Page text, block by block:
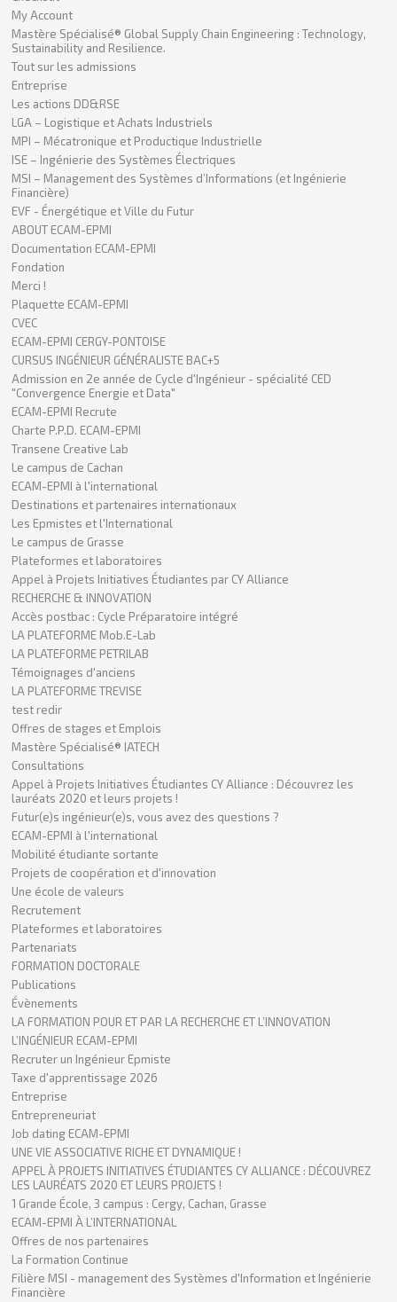
My Account
Mastère Spécialisé® Global Supply Chain Engineering : Technology,
Sustainability and Resilience.
Tout sur les admissions
Entreprise
Les actions DD&RSE
LGA – Logistique et Achats Industriels
MPI – Mécatronique et Productique Industrielle
ISE – Ingénierie des Systèmes Électriques
MSI – Management des Systèmes d’Informations (et Ingénierie
Financière)
EVF - Énergétique et Ville du Futur
ABOUT ECAM-EPMI
Documentation ECAM-EPMI
Fondation
Merci !
Plaquette ECAM-EPMI
CVEC
ECAM-EPMI CERGY-PONTOISE
CURSUS INGÉNIEUR GÉNÉRALISTE BAC+5
Admission en 2e année de Cycle d'Ingénieur - spécialité CED
"Convergence Energie et Data"
ECAM-EPMI Recrute
Charte P.P.D. ECAM-EPMI
Transene Creative Lab
Le campus de Cachan
ECAM-EPMI à l'international
Destinations et partenaires internationaux
Les Epmistes et l'International
Le campus de Grasse
Plateformes et laboratoires
Appel à Projets Initiatives Étudiantes par CY Alliance
RECHERCHE & INNOVATION
Accès postbac : Cycle Préparatoire intégré
LA PLATEFORME Mob.E-Lab
LA PLATEFORME PETRILAB
Témoignages d'anciens
LA PLATEFORME TREVISE
test redir
Offres de stages et Emplois
Mastère Spécialisé® IATECH
Consultations
Appel à Projets Initiatives Étudiantes CY Alliance : Découvrez les
lauréats 2020 et leurs projets !
Futur(e)s ingénieur(e)s, vous avez des questions ?
ECAM-EPMI à l'international
Mobilité étudiante sortante
Projets de coopération et d'innovation
Une école de valeurs
Recrutement
Plateformes et laboratoires
Partenariats
FORMATION DOCTORALE
Publications
Évènements
LA FORMATION POUR ET PAR LA RECHERCHE ET L’INNOVATION
L’INGÉNIEUR ECAM-EPMI
Recruter un Ingénieur Epmiste
Taxe d'apprentissage 2026
Entreprise
Entrepreneuriat
Job dating ECAM-EPMI
UNE VIE ASSOCIATIVE RICHE ET DYNAMIQUE !
APPEL À PROJETS INITIATIVES ÉTUDIANTES CY ALLIANCE : DÉCOUVREZ
LES LAURÉATS 2020 ET LEURS PROJETS !
1 Grande École, 3 campus : Cergy, Cachan, Grasse
ECAM-EPMI À L’INTERNATIONAL
Offres de nos partenaires
La Formation Continue
Filière MSI - management des Systèmes d'Information et Ingénierie
Financière